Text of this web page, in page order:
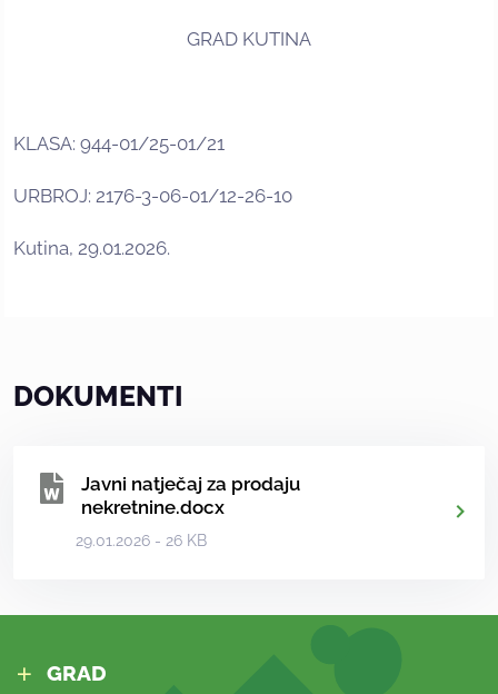
GRAD KUTINA
KLASA: 944-01/25-01/21
URBROJ: 2176-3-06-01/12-26-10
Kutina, 29.01.2026.
DOKUMENTI
Javni natječaj za prodaju
nekretnine.docx
29.01.2026 - 26 KB
GRAD